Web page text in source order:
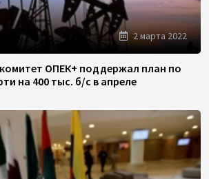
2 марта 2022
ОПЕК+ поддержал план по
на 400 тыс. б/с в апреле